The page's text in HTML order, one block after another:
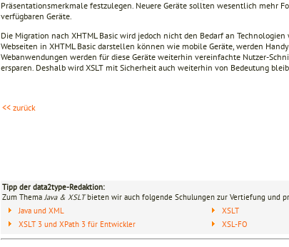
Präsentationsmerkmale festzulegen. Neuere Geräte sollten wesentlich mehr
verfügbaren Geräte.
Die Migration nach XHTML Basic wird jedoch nicht den Bedarf an
Webseiten in XHTML Basic darstellen können wie mobile Geräte, werden
Webanwendungen werden für diese Geräte weiterhin vereinfachte Nutzer-
ersparen. Deshalb wird XSLT mit Sicherheit auch weiterhin von Bedeutung
<< zurück
Tipp der data2type-Redaktion:
Zum ThemaJava & XSLTbieten wir auch folgende Schulungen zur Vertiefung und
Java und XML
XSLT 3 und XPath 3 für Entwickler
XSLT
XSL-FO